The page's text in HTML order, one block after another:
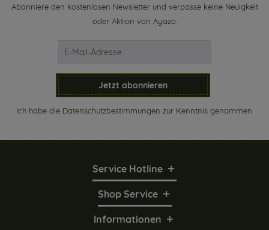
Abonniere den kostenlosen Newsletter und verpasse keine Neuigkeit
oder Aktion von Ayazo.
Jetzt abonnieren
Ich habe die Datenschutzbestimmungen zur Kenntnis genommen.
Service Hotline
Shop Service
Informationen